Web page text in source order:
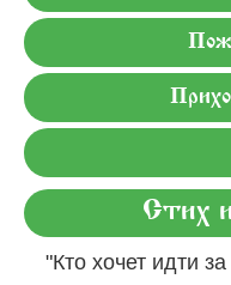
Стих
"Кто хочет идти